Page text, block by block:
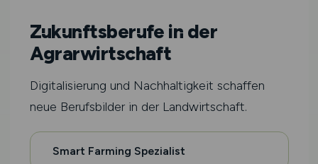
Zukunftsberufe in der
Agrarwirtschaft
Digitalisierung und Nachhaltigkeit schaffen
neue Berufsbilder in der Landwirtschaft.
Smart Farming Spezialist